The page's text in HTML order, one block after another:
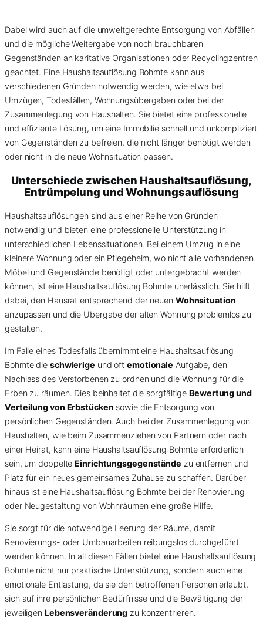
Dabei wird auch auf die umweltgerechte Entsorgung von Abfällen
und die mögliche Weitergabe von noch brauchbaren
Gegenständen an karitative Organisationen oder Recyclingzentren
geachtet. Eine Haushaltsauflösung Bohmte kann aus
verschiedenen Gründen notwendig werden, wie etwa bei
Umzügen, Todesfällen, Wohnungsübergaben oder bei der
Zusammenlegung von Haushalten. Sie bietet eine professionelle
und effiziente Lösung, um eine Immobilie schnell und unkompliziert
von Gegenständen zu befreien, die nicht länger benötigt werden
oder nicht in die neue Wohnsituation passen.
Unterschiede zwischen Haushaltsauflösung,
Entrümpelung und Wohnungsauflösung
Haushaltsauflösungen sind aus einer Reihe von Gründen
notwendig und bieten eine professionelle Unterstützung in
unterschiedlichen Lebenssituationen. Bei einem Umzug in eine
kleinere Wohnung oder ein Pflegeheim, wo nicht alle vorhandenen
Möbel und Gegenstände benötigt oder untergebracht werden
können, ist eine Haushaltsauflösung Bohmte unerlässlich. Sie hilft
dabei, den Hausrat entsprechend der neuen Wohnsituation
anzupassen und die Übergabe der alten Wohnung problemlos zu
gestalten.
Im Falle eines Todesfalls übernimmt eine Haushaltsauflösung
Bohmte die schwierige und oftemotionale Aufgabe, den
Nachlass des Verstorbenen zu ordnen und die Wohnung für die
Erben zu räumen. Dies beinhaltet die sorgfältigeBewertung und
Verteilung von Erbstücken sowie die Entsorgung von
persönlichen Gegenständen. Auch bei der Zusammenlegung von
Haushalten, wie beim Zusammenziehen von Partnern oder nach
einer Heirat, kann eine Haushaltsauflösung Bohmte erforderlich
sein, um doppelteEinrichtungsgegenstände zu entfernen und
Platz für ein neues gemeinsames Zuhause zu schaffen. Darüber
hinaus ist eine Haushaltsauflösung Bohmte bei der Renovierung
oder Neugestaltung von Wohnräumen eine große Hilfe.
Sie sorgt für die notwendige Leerung der Räume, damit
Renovierungs- oder Umbauarbeiten reibungslos durchgeführt
werden können. In all diesen Fällen bietet eine Haushaltsauflösung
Bohmte nicht nur praktische Unterstützung, sondern auch eine
emotionale Entlastung, da sie den betroffenen Personen erlaubt,
sich auf ihre persönlichen Bedürfnisse und die Bewältigung der
jeweiligen Lebensveränderung zu konzentrieren.